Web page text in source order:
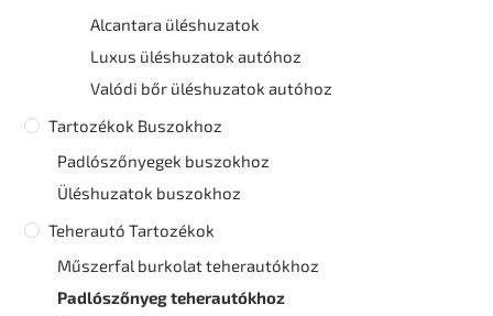
Alcantara üléshuzatok
Luxus üléshuzatok autóhoz
Valódi bőr üléshuzatok autóhoz
Tartozékok Buszokhoz
Padlószőnyegek buszokhoz
Üléshuzatok buszokhoz
Teherautó Tartozékok
Műszerfal burkolat teherautókhoz
Padlószőnyeg teherautókhoz